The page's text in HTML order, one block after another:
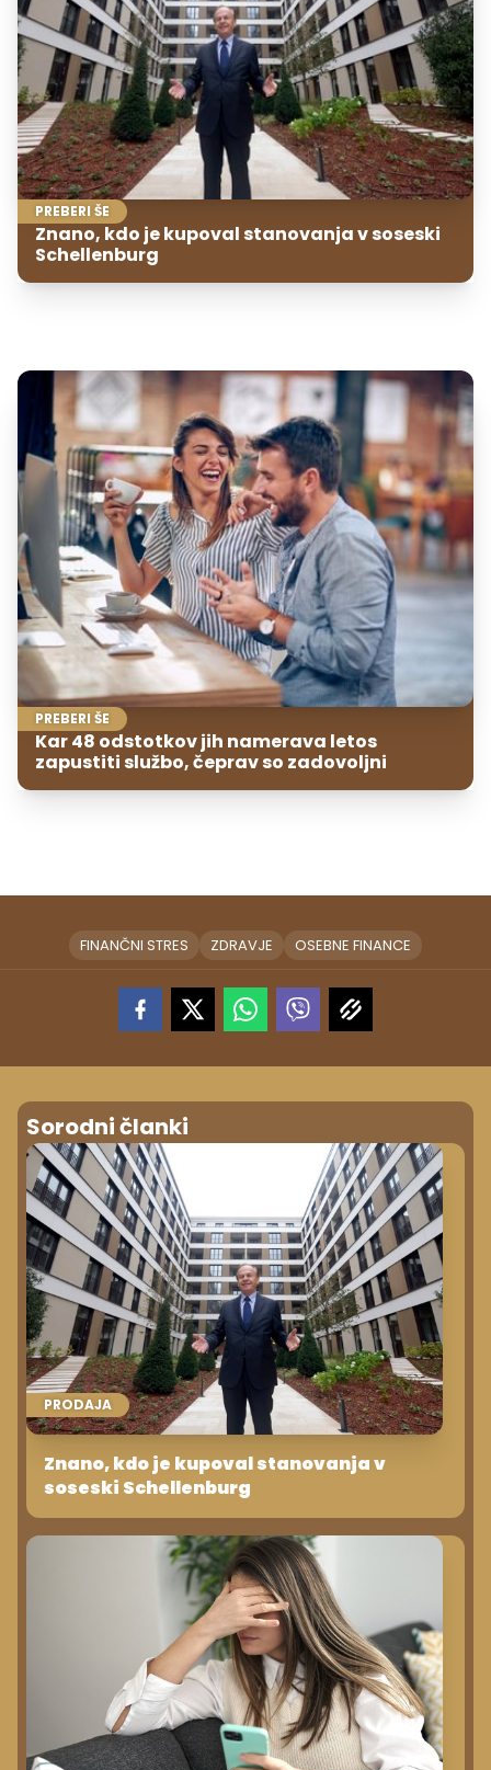
PREBERI ŠE
Znano, kdo je kupoval stanovanja v soseski
Schellenburg
PREBERI ŠE
Kar 48 odstotkov jih namerava letos
zapustiti službo, čeprav so zadovoljni
FINANČNI STRES ZDRAVJE OSEBNE FINANCE
Sorodni članki
PRODAJA
Znano, kdo je kupoval stanovanja v
soseski Schellenburg